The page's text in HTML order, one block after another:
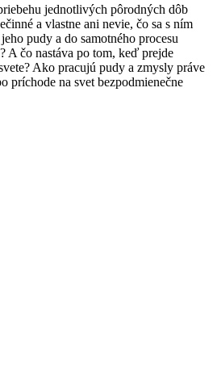
jednotlivých pôrodných dôb
a vlastne ani nevie, čo sa s ním
pudy a do samotného procesu
A čo nastáva po tom, keď prejde
Ako pracujú pudy a zmysly práve
príchode na svet bezpodmienečne